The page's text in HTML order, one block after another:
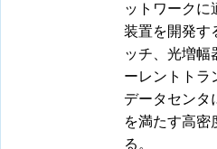
ットワークに
装置を開発す
ッチ、光増幅
ーレントトラ
データセンタ
を満たす高密
る。